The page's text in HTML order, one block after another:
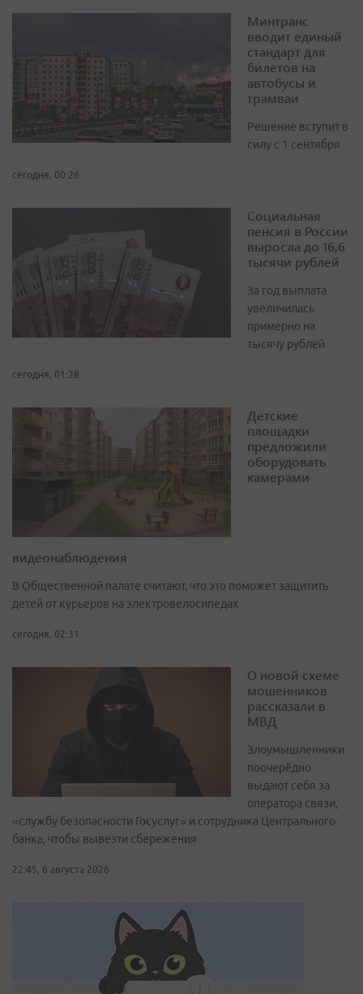
Минтранс
вводит единый
стандарт для
билетов на
автобусы и
трамваи
Решение вступит в
силу с 1 сентября
сегодня, 00:26
Социальная
пенсия в России
выросла до 16,6
тысячи рублей
За год выплата
увеличилась
примерно на
тысячу рублей
сегодня, 01:28
Детские
площадки
предложили
оборудовать
камерами
видеонаблюдения
В Общественной палате считают, что это поможет защитить
детей от курьеров на электровелосипедах
сегодня, 02:31
О новой схеме
мошенников
рассказали в
МВД
Злоумышленники
поочерёдно
выдают себя за
оператора связи,
«службу безопасности Госуслуг» и сотрудника Центрального
банка, чтобы вывезти сбережения
22:45, 6 августа 2026